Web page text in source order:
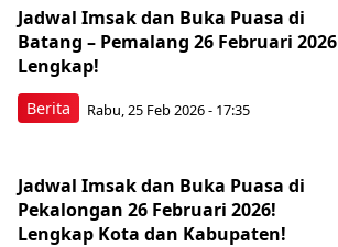
Berita
Jadwal Imsak dan Buka Puasa di
Batang – Pemalang 26 Februari 2026
Lengkap!
Rabu, 25 Feb 2026 - 17:35
Jadwal Imsak dan Buka Puasa di
Pekalongan 26 Februari 2026!
Lengkap Kota dan Kabupaten!